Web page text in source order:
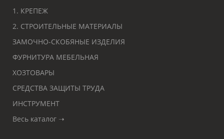
1. КРЕПЕЖ
2. СТРОИТЕЛЬНЫЕ МАТЕРИАЛЫ
ЗАМОЧНО-СКОБЯНЫЕ ИЗДЕЛИЯ
ФУРНИТУРА МЕБЕЛЬНАЯ
ХОЗТОВАРЫ
СРЕДСТВА ЗАЩИТЫ ТРУДА
ИНСТРУМЕНТ
Весь каталог ➝